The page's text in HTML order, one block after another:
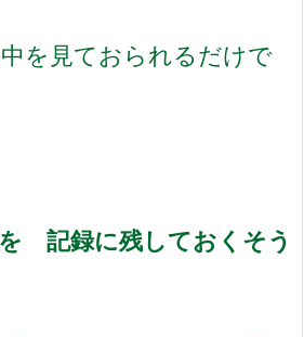
を見ておられるだけで
記録に残しておくそう